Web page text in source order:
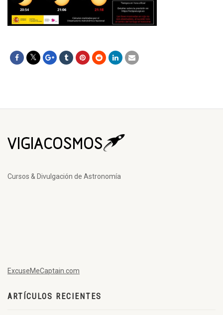
Cursos & Divulgación de Astronomía
ExcuseMeCaptain.com
ARTÍCULOS RECIENTES